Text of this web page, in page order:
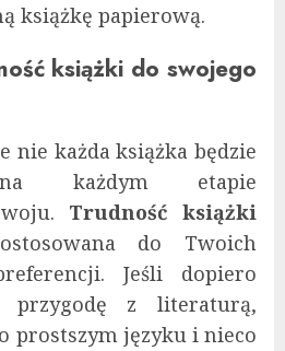
książkę papierową.
książki do swojego
nie każda książka będzie
na każdym etapie
Trudność książki
do Twoich
Jeśli dopiero
przygodę z literaturą,
prostszym języku i nieco